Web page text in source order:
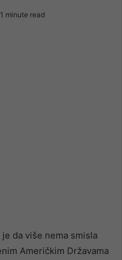
1 minute read
da više nema smisla
Američkim Državama